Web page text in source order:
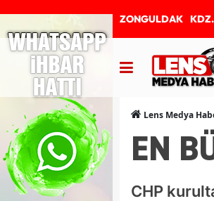
ZONGULDAK
Lens Medya
EN
CHP